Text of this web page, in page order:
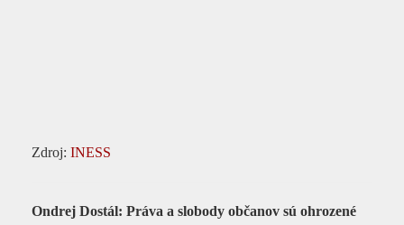
Zdroj: INESS
Ondrej Dostál: Práva a slobody občanov sú ohrozené